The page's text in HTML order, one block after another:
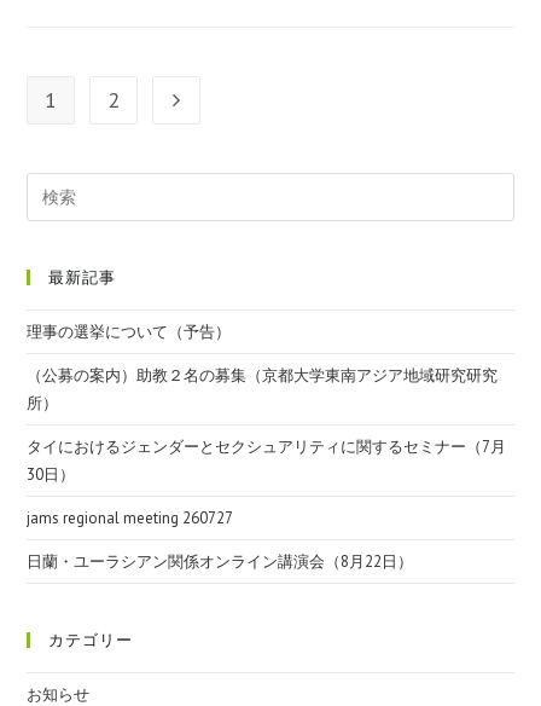
1 2
最新記事
理事の選挙について（予告）
（公募の案内）助教２名の募集（京都大学東南アジア地域研究研究
所）
タイにおけるジェンダーとセクシュアリティに関するセミナー（7月
30日）
jams regional meeting 260727
日蘭・ユーラシアン関係オンライン講演会（8月22日）
カテゴリー
お知らせ